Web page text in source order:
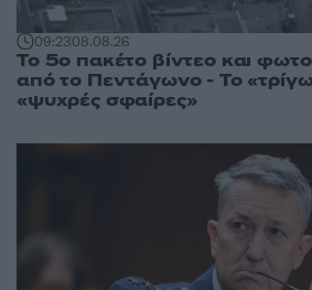
09:2308.08.26
Το 5ο πακέτο βίντεο και
από το Πεντάγωνο - Το
«ψυχρές σφαίρες»